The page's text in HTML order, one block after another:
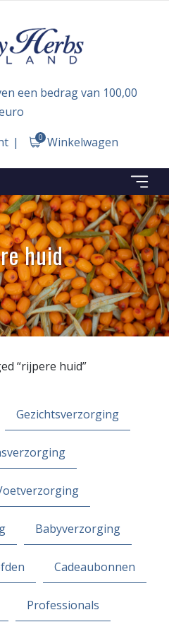
een bedrag van 100,00
Winkelwagen
0
huid
“rijpere huid”
Gezichtsverzorging
Babyverzorging
Cadeaubonnen
Professionals